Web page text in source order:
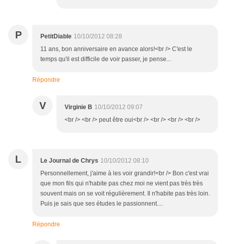
P PetitDiable 10/10/2012 08:28
11 ans, bon anniversaire en avance alors!<br /> C'est le
temps qu'il est difficile de voir passer, je pense...
Répondre
V Virginie B 10/10/2012 09:07
<br /> <br /> peut être oui<br /> <br /> <br /> <br />
L Le Journal de Chrys 10/10/2012 08:10
Personnellement, j'aime à les voir grandir!<br /> Bon c'est vrai
que mon fils qui n'habite pas chez moi ne vient pas très très
souvent mais on se voit régulièrement. Il n'habite pas très loin.
Puis je sais que ses études le passionnent....
Répondre